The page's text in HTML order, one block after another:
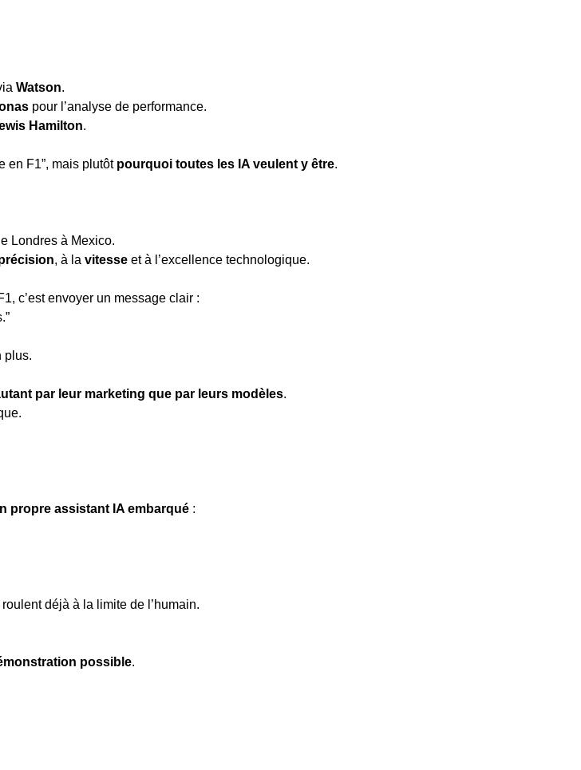
Watson.
pour l’analyse de performance.
Hamilton.
en F1”, mais plutôt pourquoi toutes les IA veulent y être.
Londres à Mexico.
, à la vitesse et à l’excellence technologique.
c’est envoyer un message clair :
plus.
par leur marketing que par leurs modèles.
propre assistant IA embarqué :
déjà à la limite de l’humain.
possible.